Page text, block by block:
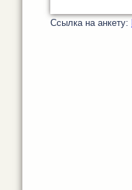
Cсылка на анкету: